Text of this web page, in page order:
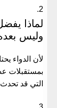
لماذا
وليس
لأن الدواء
بمستقبلات
التي قد